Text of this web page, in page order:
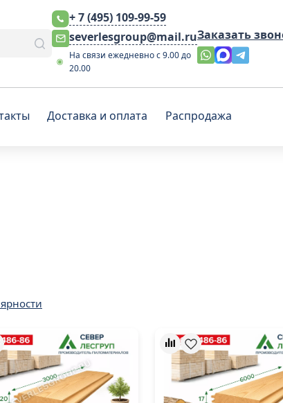
+ 7 (495) 109-99-59
severlesgroup@mail.ru
На связи ежедневно с 9.00 до
20.00
Заказать
Доставка и оплата Распродажа